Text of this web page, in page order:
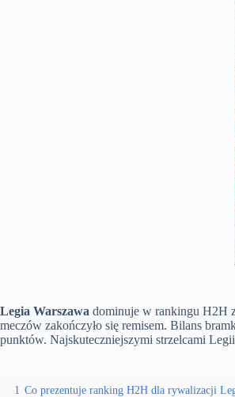
Legia Warszawa dominuje w rankingu H2H
meczów zakończyło się remisem. Bilans
punktów. Najskuteczniejszymi strzelcami
1 Co prezentuje ranking H2H dla rywalizacji